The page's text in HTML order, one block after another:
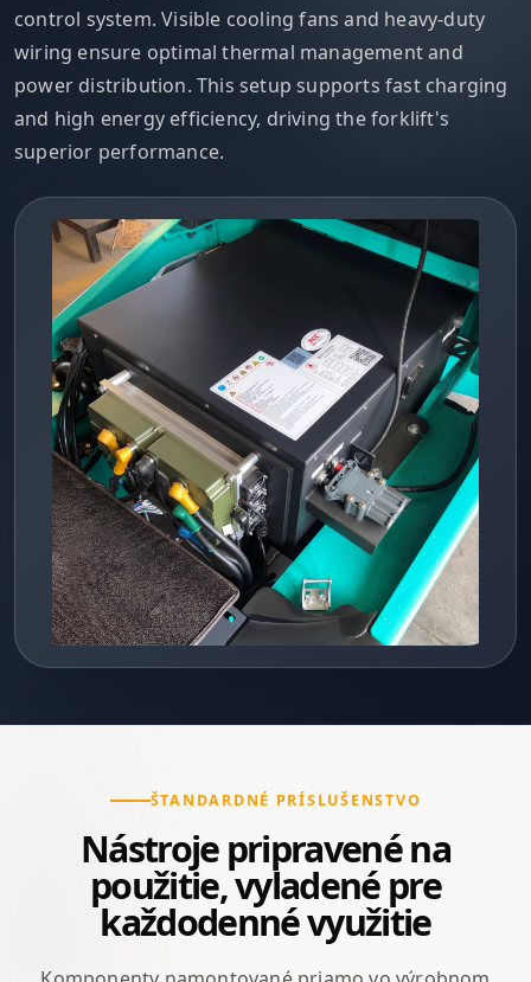
control system. Visible cooling fans and heavy-duty
wiring ensure optimal thermal management and
power distribution. This setup supports fast charging
and high energy efficiency, driving the forklift's
superior performance.
ŠTANDARDNÉ PRÍSLUŠENSTVO
Nástroje pripravené na
použitie, vyladené pre
každodenné využitie